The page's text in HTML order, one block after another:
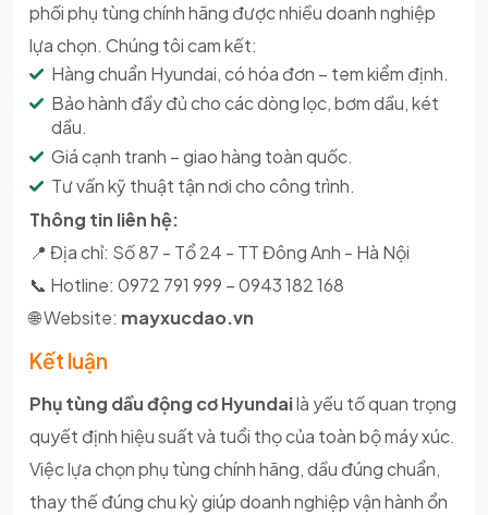
phối phụ tùng chính hãng được nhiều doanh nghiệp
lựa chọn. Chúng tôi cam kết:
Hàng chuẩn Hyundai, có hóa đơn – tem kiểm định.
Bảo hành đầy đủ cho các dòng lọc, bơm dầu, két
dầu.
Giá cạnh tranh – giao hàng toàn quốc.
Tư vấn kỹ thuật tận nơi cho công trình.
Thông tin liên hệ:
📍 Địa chỉ: Số 87 - Tổ 24 - TT Đông Anh - Hà Nội
📞 Hotline: 0972 791 999 – 0943 182 168
🌐 Website: mayxucdao.vn
Kết luận
Phụ tùng dầu động cơ Hyundailà yếu tố quan trọng
quyết định hiệu suất và tuổi thọ của toàn bộ máy xúc.
Việc lựa chọn phụ tùng chính hãng, dầu đúng chuẩn,
thay thế đúng chu kỳ giúp doanh nghiệp vận hành ổn